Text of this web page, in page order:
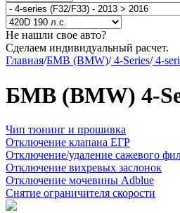
Не нашли свое авто?
Сделаем индивидуальный расчет.
Главная/БМВ (BMW)/4-Series/4-
БМВ (BMW) 4-
Чип тюнинг и прошивка
Отключение клапана ЕГР
Отключение/удаление сажевого
Отключение вихревых заслонок
Отключение мочевины Adblue
Снятие ограничителя скорости